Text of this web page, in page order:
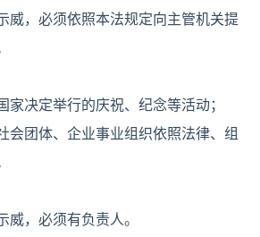
威，必须依照本法规定向主管机关提
家决定举行的庆祝、纪念等活动；
会团体、企业事业组织依照法律、组
，必须有负责人。